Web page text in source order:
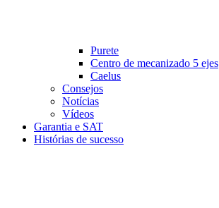
Purete
Centro de mecanizado 5 ejes
Caelus
Consejos
Notícias
Vídeos
Garantia e SAT
Histórias de sucesso